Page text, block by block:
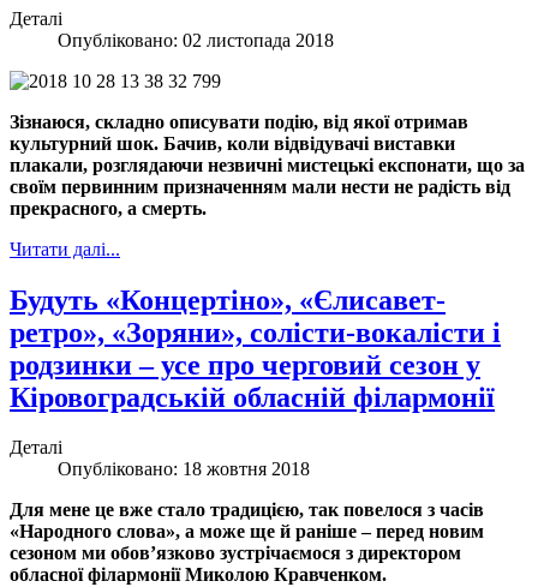
Деталі
Опубліковано: 02 листопада 2018
Зізнаюся, складно описувати подію, від якої отримав
культурний шок. Бачив, коли відвідувачі виставки
плакали, розглядаючи незвичні мистецькі експонати, що за
своїм первинним призначенням мали нести не радість від
прекрасного, а смерть.
Читати далі...
Будуть «Концертіно», «Єлисавет-
ретро», «Зоряни», солісти-вокалісти і
родзинки – усе про черговий сезон у
Кіровоградській обласній філармонії
Деталі
Опубліковано: 18 жовтня 2018
Для мене це вже стало традицією, так повелося з часів
«Народного слова», а може ще й раніше – перед новим
сезоном ми обов’язково зустрічаємося з директором
обласної філармонії Миколою Кравченком.